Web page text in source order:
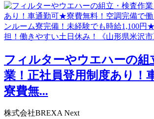
フィルターやウエハーの組
業！正社員登用制度あり！
寮費無...
株式会社BREXA Next